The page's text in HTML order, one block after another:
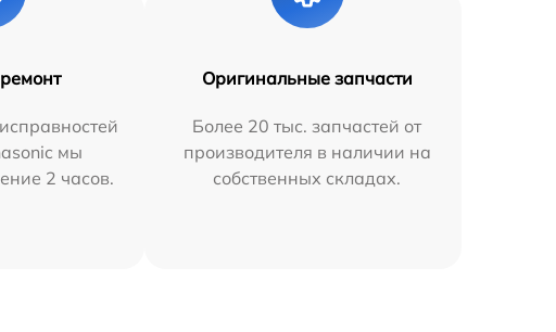
мы
2 часов.
Оригинальные запчасти
Более 20 тыс. запчастей от
производителя в наличии на
собственных складах.